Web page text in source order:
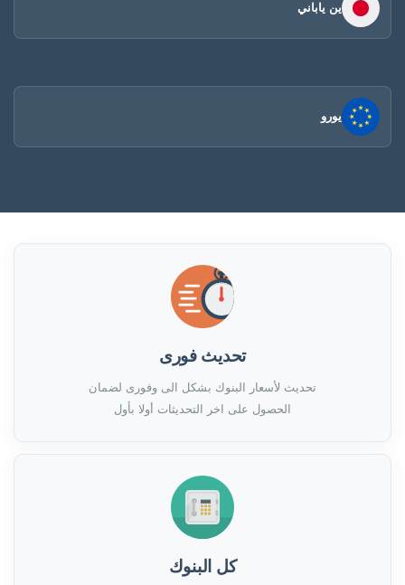
ين ياباني
يورو
تحديث فورى
تحديث لأسعار البنوك بشكل الى وفورى لضمان
الحصول على اخر التحديثات أولا بأول
كل البنوك